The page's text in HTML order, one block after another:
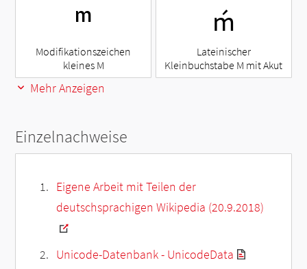
ᵐ
Modifikationszeichen
kleines M
ḿ
Lateinischer
Kleinbuchstabe M mit Akut
Mehr Anzeigen
Einzelnachweise
Eigene Arbeit mit Teilen der
deutschsprachigen Wikipedia (20.9.2018)
Unicode-Datenbank - UnicodeData